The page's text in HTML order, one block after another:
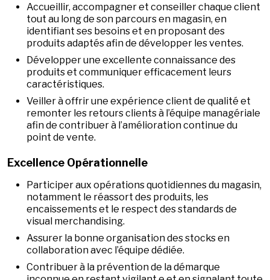
Accueillir, accompagner et conseiller chaque client
tout au long de son parcours en magasin, en
identifiant ses besoins et en proposant des
produits adaptés afin de développer les ventes.
Développer une excellente connaissance des
produits et communiquer efficacement leurs
caractéristiques.
Veiller à offrir une expérience client de qualité et
remonter les retours clients à l’équipe managériale
afin de contribuer à l’amélioration continue du
point de vente.
Excellence Opérationnelle
Participer aux opérations quotidiennes du magasin,
notamment le réassort des produits, les
encaissements et le respect des standards de
visual merchandising.
Assurer la bonne organisation des stocks en
collaboration avec l’équipe dédiée.
Contribuer à la prévention de la démarque